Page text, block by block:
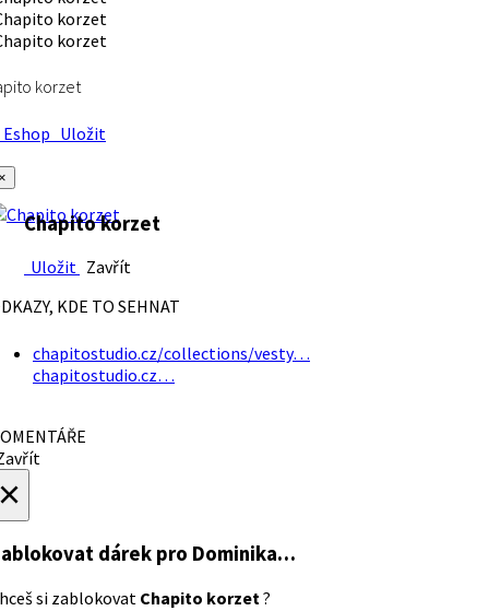
korzet
Uložit
Chapito korzet
Uložit Zavřít
KDE TO SEHNAT
chapitostudio.cz/collections/vesty…
chapitostudio.cz…
dárek pro Dominika…
si zablokovat Chapito korzet?